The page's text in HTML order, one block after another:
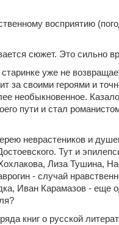
восприятию
сюжет. Это сильно
уже не
за своими героями и
необыкновенное.
пути и стал
неврастеников и
Тут и
Лиза Тушина,
- случай
Иван Карамазов -
книг о русской